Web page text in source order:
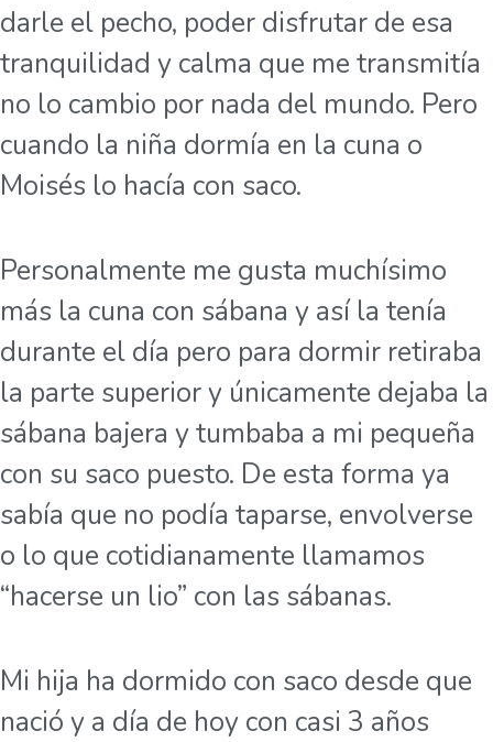
darle el pecho, poder disfrutar de esa
tranquilidad y calma que me transmitía
no lo cambio por nada del mundo. Pero
cuando la niña dormía en la cuna o
Moisés lo hacía con saco.
Personalmente me gusta muchísimo
más la cuna con sábana y así la tenía
durante el día pero para dormir retiraba
la parte superior y únicamente dejaba la
sábana bajera y tumbaba a mi pequeña
con su saco puesto. De esta forma ya
sabía que no podía taparse, envolverse
o lo que cotidianamente llamamos
“hacerse un lio” con las sábanas.
Mi hija ha dormido con saco desde que
nació y a día de hoy con casi 3 años